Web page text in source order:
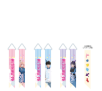
予約
クリア